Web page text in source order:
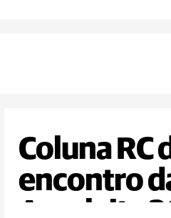
Coluna RC
encontro